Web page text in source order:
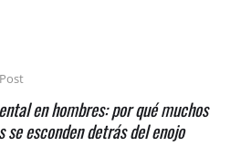
en hombres: por qué muchos
se esconden detrás del enojo